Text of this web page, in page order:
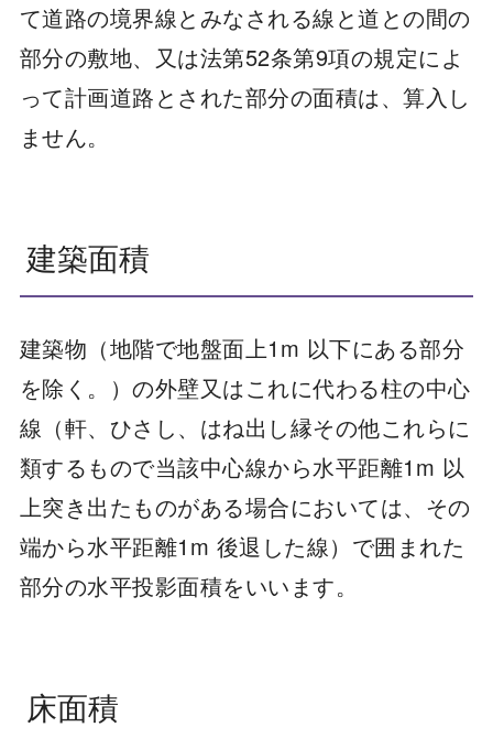
て道路の境界線とみなされる線と道との間の
部分の敷地、又は法第52条第9項の規定によ
って計画道路とされた部分の面積は、算入し
ません。
建築面積
建築物（地階で地盤面上1m 以下にある部分
を除く。）の外壁又はこれに代わる柱の中心
線（軒、ひさし、はね出し縁その他これらに
類するもので当該中心線から水平距離1m 以
上突き出たものがある場合においては、その
端から水平距離1m 後退した線）で囲まれた
部分の水平投影面積をいいます。
床面積